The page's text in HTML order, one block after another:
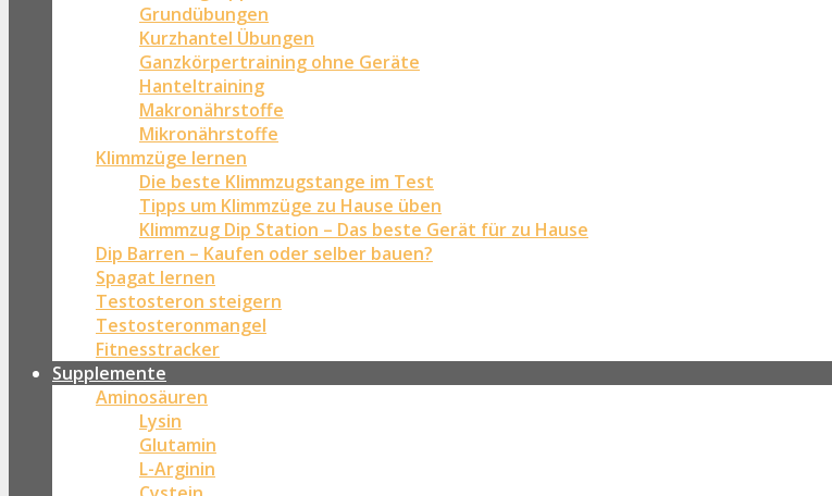
Grundübungen
Kurzhantel Übungen
Ganzkörpertraining ohne Geräte
Hanteltraining
Makronährstoffe
Mikronährstoffe
Klimmzüge lernen
Die beste Klimmzugstange im Test
Tipps um Klimmzüge zu Hause üben
Klimmzug Dip Station – Das beste Gerät für zu Hause
Dip Barren – Kaufen oder selber bauen?
Spagat lernen
Testosteron steigern
Testosteronmangel
Fitnesstracker
Supplemente
Aminosäuren
Lysin
Glutamin
L-Arginin